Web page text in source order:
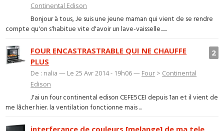
Continental Edison
Bonjour à tous, Je suis une jeune maman qui vient de se rendre
compte qu'on s'habitue vite d'avoir un lave-vaisselle......
2
FOUR ENCASTRASTRABLE QUI NE CHAUFFE
PLUS
De : nalia — Le 25 Avr 2014 - 19h06 — Four > Continental
Edison
J'ai un four continental edison CEFE5CEI depuis 1an et il vient de
me lâcher hier. la ventilation fonctionne mais ...